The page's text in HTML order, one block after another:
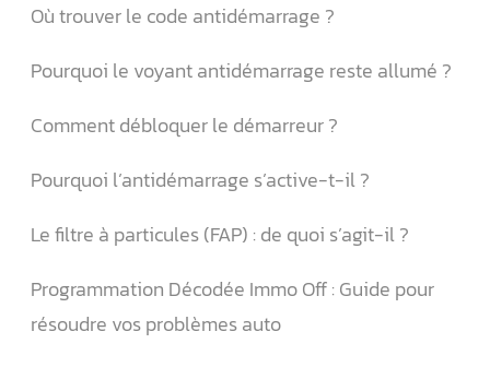
Où trouver le code antidémarrage ?
Pourquoi le voyant antidémarrage reste allumé ?
Comment débloquer le démarreur ?
Pourquoi l’antidémarrage s’active-t-il ?
Le filtre à particules (FAP) : de quoi s’agit-il ?
Programmation Décodée Immo Off : Guide pour
résoudre vos problèmes auto